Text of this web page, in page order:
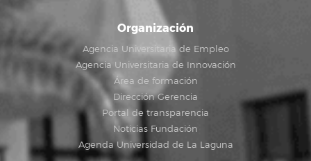
Organización
Agencia Universitaria de Empleo
Agencia Universitaria de Innovación
Área de formación
Dirección Gerencia
Portal de transparencia
Noticias Fundación
Agenda Universidad de La Laguna